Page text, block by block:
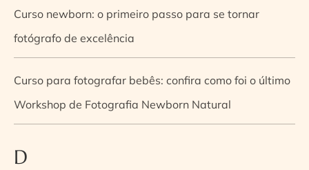
Curso newborn: o primeiro passo para se tornar
fotógrafo de excelência
Curso para fotografar bebês: confira como foi o último
Workshop de Fotografia Newborn Natural
D